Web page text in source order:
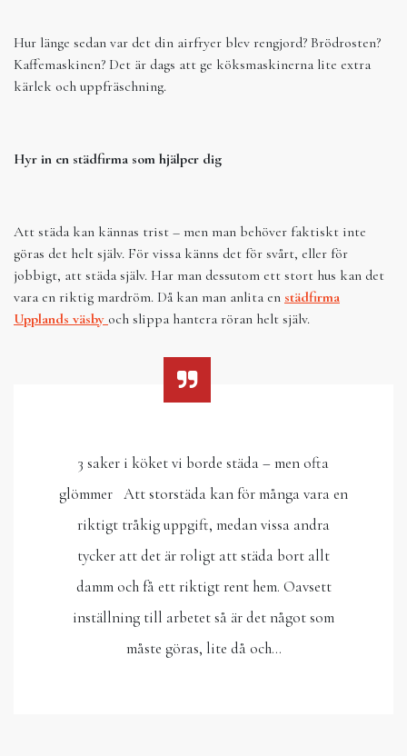
Hur länge sedan var det din airfryer blev rengjord? Brödrosten?
Kaffemaskinen? Det är dags att ge köksmaskinerna lite extra
kärlek och uppfräschning.
Hyr in en städfirma som hjälper dig
Att städa kan kännas trist – men man behöver faktiskt inte
göras det helt själv. För vissa känns det för svårt, eller för
jobbigt, att städa själv. Har man dessutom ett stort hus kan det
vara en riktig mardröm. Då kan man anlita en städfirma
Upplands väsby och slippa hantera röran helt själv.
3 saker i köket vi borde städa – men ofta
glömmer Att storstäda kan för många vara en
riktigt tråkig uppgift, medan vissa andra
tycker att det är roligt att städa bort allt
damm och få ett riktigt rent hem. Oavsett
inställning till arbetet så är det något som
måste göras, lite då och…